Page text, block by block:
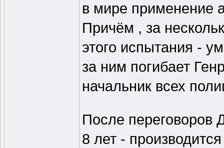
в мире применение
Причём , за
этого испытания -
за ним погибает
начальник всех
После переговоров
8 лет -